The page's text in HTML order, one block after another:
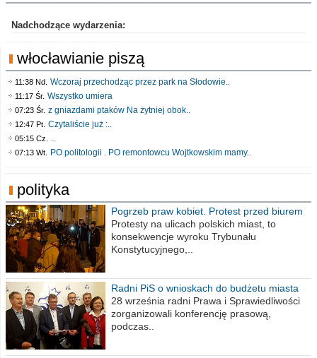
Nadchodzące wydarzenia:
włocławianie piszą
11:38 Nd. Wczoraj przechodząc przez park na Słodowie..
11:17 Śr. Wszystko umiera
07:23 Śr. z gniazdami ptaków Na żytniej obok..
12:47 Pt. Czytaliście już :..
05:15 Cz. ..
07:13 Wt. PO politologii . PO remontowcu Wojtkowskim mamy..
polityka
Pogrzeb praw kobiet. Protest przed biurem
poselskim PiS
Protesty na ulicach polskich miast, to
konsekwencje wyroku Trybunału
Konstytucyjnego,..
Radni PiS o wnioskach do budżetu miasta
na 2021 rok
28 września radni Prawa i Sprawiedliwości
zorganizowali konferencję prasową,
podczas..